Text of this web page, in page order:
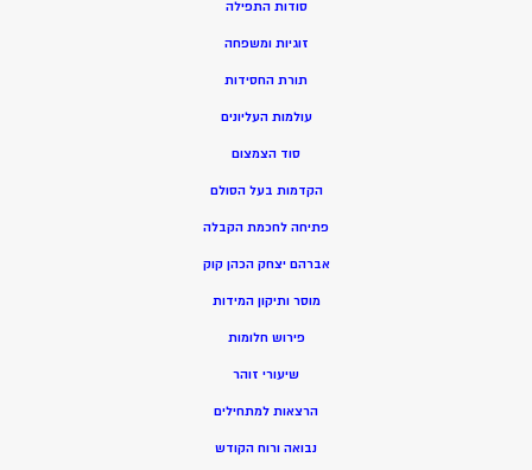
סודות התפילה
זוגיות ומשפחה
תורת החסידות
עולמות העליונים
סוד הצמצום
הקדמות בעל הסולם
פתיחה לחכמת הקבלה
אברהם יצחק הכהן קוק
מוסר ותיקון המידות
פירוש חלומות
שיעורי זוהר
הרצאות למתחילים
נבואה ורוח הקודש